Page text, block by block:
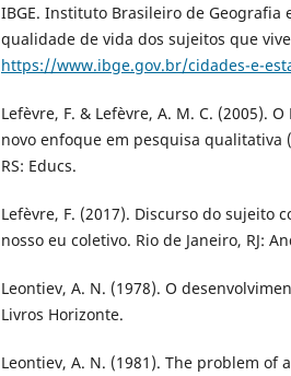
IBGE. Instituto Brasileiro de Geografia
qualidade de vida dos sujeitos que
https://www.ibge.gov.br/cidades-e-
Lefèvre, F. & Lefèvre, A. M. C. (2005).
novo enfoque em pesquisa qualitativa
RS: Educs.
Lefèvre, F. (2017). Discurso do sujeito
nosso eu coletivo. Rio de Janeiro, RJ:
Leontiev, A. N. (1978). O
Livros Horizonte.
Leontiev, A. N. (1981). The problem of